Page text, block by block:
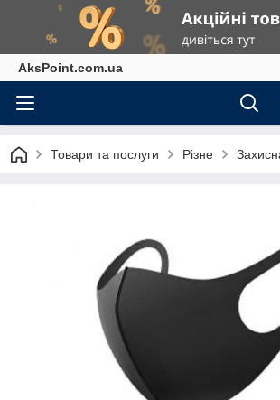
AksPoint.com.ua
Товари та послуги Різне